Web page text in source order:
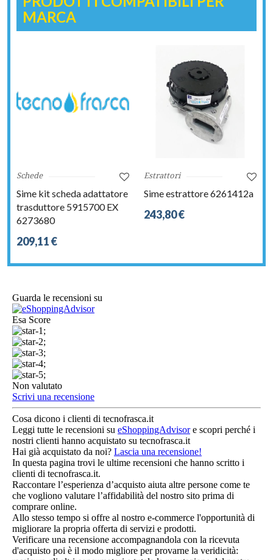
MARCA
Schede
Sime kit scheda adattatore
trasduttore 5915700 EX
6273680
209,11 €
Estrattori
Sime estrattore 6261412a
243,80 €